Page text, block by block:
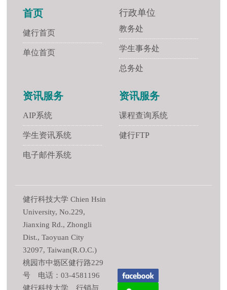
首页
健行首页
单位首页
行政单位
教务处
学生事务处
总务处
资讯服务
AIP系统
学生资讯系统
电子邮件系统
资讯服务
课程查询系统
健行FTP
健行科技大学 Chien Hsin
University, No.229,
Jianxing Rd., Zhongli
Dist., Taoyuan City
32097, Taiwan(R.O.C.)
桃园市中坜区健行路229
号 电话：03-4581196
健行科技大学 行销与